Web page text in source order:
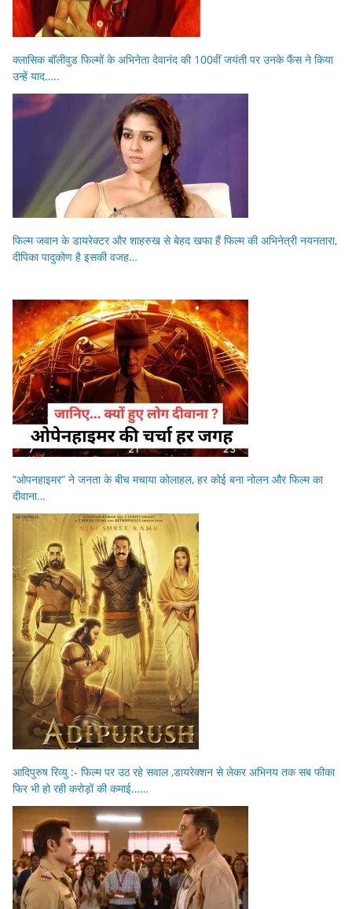
क्लासिक बॉलीवुड फिल्मों के अभिनेता देवानंद की 100वीं जयंती पर उनके फैंस ने किया
उन्हें याद…..
फिल्म जवान के डायरेक्टर और शाहरुख से बेहद खफा हैं फिल्म की अभिनेत्री नयनतारा,
दीपिका पादुकोण है इसकी वजह…
“ओपनहाइमर” ने जनता के बीच मचाया कोलाहल, हर कोई बना नोलन और फिल्म का
दीवाना…
आदिपुरुष रिव्यु :- फिल्म पर उठ रहे सवाल ,डायरेक्शन से लेकर अभिनय तक सब फीका
फिर भी हो रही करोड़ों की कमाई……